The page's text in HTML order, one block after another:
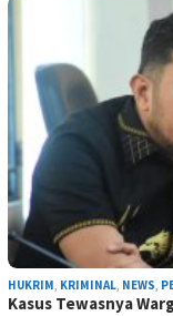
HUKRIM, KRIMINAL, NEWS,
Kasus Tewasnya